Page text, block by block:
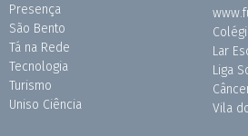
Presença
São Bento
Tá na Rede
Tecnologia
Turismo
Uniso Ciência
Lar
Liga
Vila